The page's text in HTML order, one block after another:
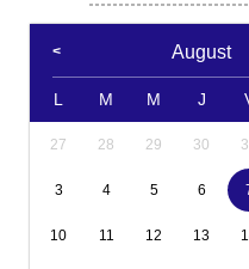
August
L M M J
27 28 29 30
3 4 5 6
10 11 12 13